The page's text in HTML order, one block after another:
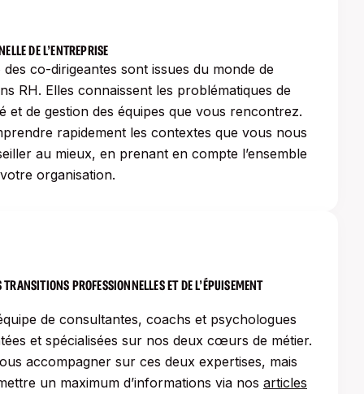
DE L’ENTREPRISE
co-dirigeantes sont issues du monde de
RH. Elles connaissent les problématiques de
et de gestion des équipes que vous rencontrez.
rapidement les contextes que vous nous
au mieux, en prenant en compte l’ensemble
organisation.
PROFESSIONNELLES ET DE L’ÉPUISEMENT
de consultantes, coachs et psychologues
et spécialisées sur nos deux cœurs de métier.
accompagner sur ces deux expertises, mais
un maximum d’informations via nos articles